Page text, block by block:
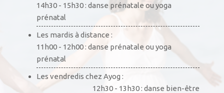
14h30 - 15h30 : danse prénatale ou yoga
prénatal
Les mardis à distance :
11h00 - 12h00 : danse prénatale ou yoga
prénatal
Les vendredis chez Ayog :
12h30 - 13h30 : danse bien-être